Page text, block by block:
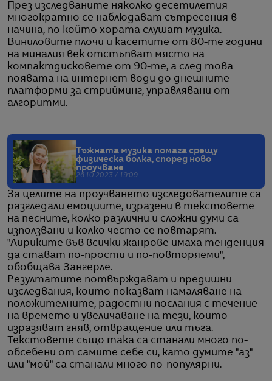
През изследваните няколко десетилетия
многократно се наблюдават сътресения в
начина, по който хората слушат музика.
Виниловите плочи и касетите от 80-те години
на миналия век отстъпват място на
компактдисковете от 90-те, а след това
появата на интернет води до днешните
платформи за стрийминг, управлявани от
алгоритми.
Тъжната музика помага срещу
физическа болка, според ново
проучване
26.10.2023 / 19:09
За целите на проучването изследователите са
разгледали емоциите, изразени в текстовете
на песните, колко различни и сложни думи са
използвани и колко често се повтарят.
"Лириките във всички жанрове имаха тенденция
да стават по-прости и по-повторяеми",
обобщава Зангерле.
Резултатите потвърждават и предишни
изследвания, които показват намаляване на
положителните, радостни послания с течение
на времето и увеличаване на тези, които
изразяват гняв, отвращение или тъга.
Текстовете също така са станали много по-
обсебени от самите себе си, като думите "аз"
или "мой" са станали много по-популярни.